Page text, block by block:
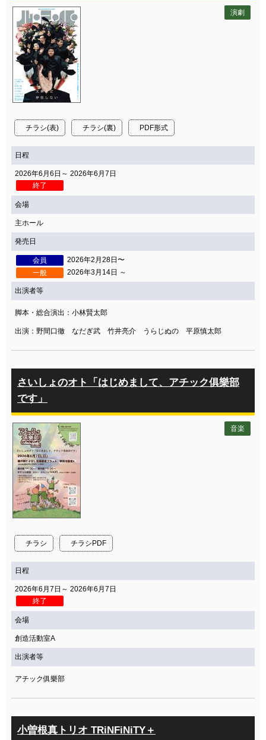
チラシ(表) チラシ(裏) PDF形式
演劇
日程
2026年6月6日～ 2026年6月7日
終了
会場
主ホール
発売日
会員
2026年2月28日〜
一般
2026年3月14日 ～
出演者等
脚本・総合演出：小林賢太郎
出演：野間口徹 なだぎ武 竹井亮介 うらじぬの 平原慎太郎
さいしょのオト「はじめまして、アチック俱樂部
です」
チラシ チラシPDF
音楽
日程
2026年6月7日～ 2026年6月7日
終了
会場
創造活動室A
出演者等
アチック俱樂部
小曽根真トリオ TRiNFiNiTY＋